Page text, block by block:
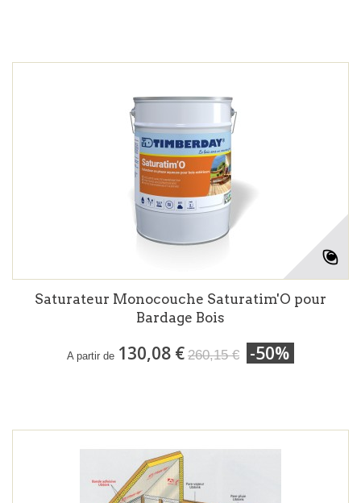
Saturateur Monocouche Saturatim'O pour
Bardage Bois
A partir de 130,08 € 260,15 € -50%